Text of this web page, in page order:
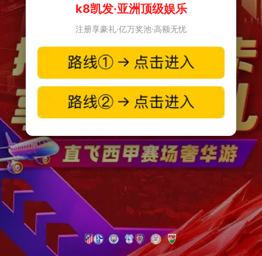
k8凯发·亚洲顶级娱乐
注册享豪礼·亿万奖池·高额无忧